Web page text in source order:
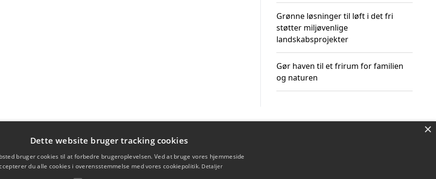
Grønne løsninger til løft i det fri
støtter miljøvenlige
landskabsprojekter
Gør haven til et frirum for familien
og naturen
×
Dette website bruger tracking cookies
bruger cookies til at forbedre brugeroplevelsen. Ved at bruge vores hjemmeside
du alle cookies i overensstemmelse med vores cookiepolitik. Detaljer